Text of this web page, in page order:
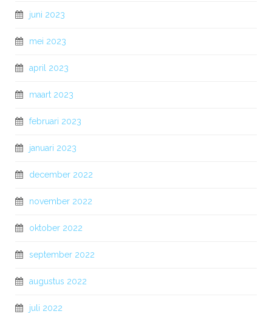
juni 2023
mei 2023
april 2023
maart 2023
februari 2023
januari 2023
december 2022
november 2022
oktober 2022
september 2022
augustus 2022
juli 2022